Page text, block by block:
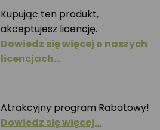
Kupując ten produkt,
akceptujesz licencję.
Dowiedz się więcej o naszych
licencjach…
Atrakcyjny program Rabatowy!
Dowiedz się więcej…